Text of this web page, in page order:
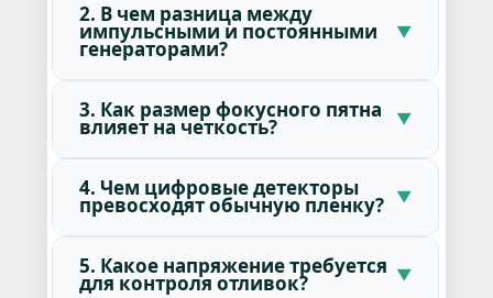
2. В чем разница между
импульсными и постоянными
генераторами?
3. Как размер фокусного пятна
влияет на четкость?
4. Чем цифровые детекторы
превосходят обычную пленку?
5. Какое напряжение требуется
для контроля отливок?